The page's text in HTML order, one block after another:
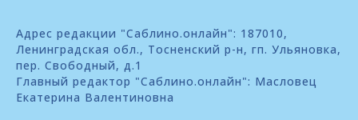
Адрес редакции "Саблино.онлайн": 187010,
Ленинградская обл., Тосненский р-н, гп. Ульяновка,
пер. Свободный, д.1
Главный редактор "Саблино.онлайн": Масловец
Екатерина Валентиновна